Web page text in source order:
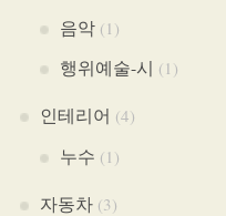
음악(1)
행위예술-시 (1)
인테리어 (4)
누수 (1)
자동차(3)